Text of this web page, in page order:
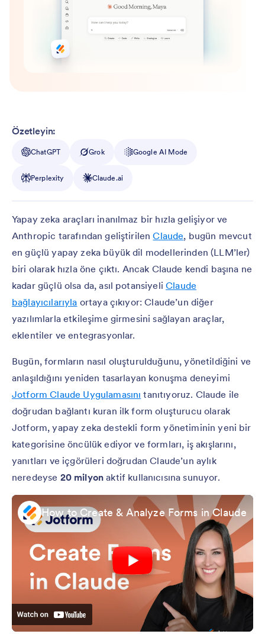
Özetleyin:
ChatGPT Grok Google AI Mode
Perplexity Claude.ai
Yapay zeka araçları inanılmaz bir hızla gelişiyor ve
Anthropic tarafından geliştirilenClaude, bugün mevcut
en güçlü yapay zeka büyük dil modellerinden (LLM’ler)
biri olarak hızla öne çıktı. Ancak Claude kendi başına ne
kadar güçlü olsa da, asıl potansiyeliClaude
bağlayıcılarıyla ortaya çıkıyor: Claude’un diğer
yazılımlarla etkileşime girmesini sağlayan araçlar,
eklentiler ve entegrasyonlar.
Bugün, formların nasıl oluşturulduğunu, yönetildiğini ve
anlaşıldığını yeniden tasarlayan konuşma deneyimi
Jotform Claude Uygulamasını tanıtıyoruz. Claude ile
doğrudan bağlantı kuran ilk form oluşturucu olarak
Jotform, yapay zeka destekli form yönetiminin yeni bir
kategorisine öncülük ediyor ve formları, iş akışlarını,
yanıtları ve içgörüleri doğrudan Claude’un aylık
neredeyse 20 milyon aktif kullanıcısına sunuyor.
How to Create & Analyze Forms in Claude